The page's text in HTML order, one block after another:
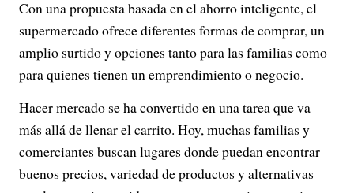
Con una propuesta basada en el ahorro inteligente, el
supermercado ofrece diferentes formas de comprar, un
amplio surtido y opciones tanto para las familias como
para quienes tienen un emprendimiento o negocio.
Hacer mercado se ha convertido en una tarea que va
más allá de llenar el carrito. Hoy, muchas familias y
comerciantes buscan lugares donde puedan encontrar
buenos precios, variedad de productos y alternativas